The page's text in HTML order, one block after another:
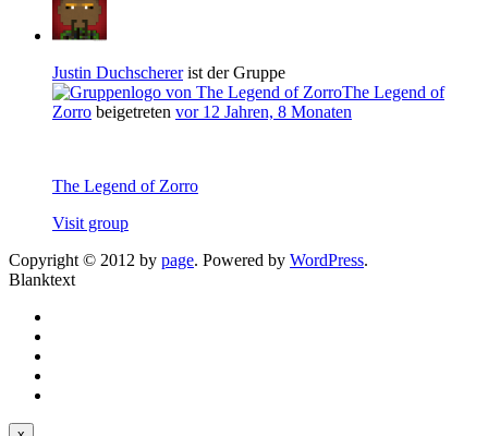
Justin Duchschererist der Gruppe
The Legend of
Zorro beigetreten vor 12 Jahren, 8 Monaten
The Legend of Zorro
Visit group
Copyright © 2012 by page. Powered by WordPress.
Blanktext